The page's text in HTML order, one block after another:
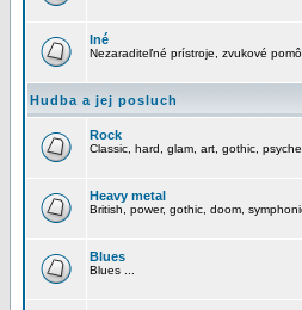
Iné
Nezaraditeľné prístroje, zvukové
Hudba a jej posluch
Rock
Classic, hard, glam, art, gothic,
Heavy metal
British, power, gothic, doom,
Blues
Blues ...